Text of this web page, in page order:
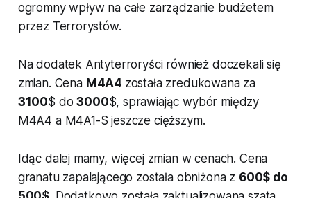
ogromny wpływ na całe zarządzanie budżetem
przez Terrorystów.
Na dodatek Antyterroryści również doczekali się
zmian. Cena M4A4 została zredukowana za
3100$ do3000$, sprawiając wybór między
M4A4 a M4A1-S jeszcze cięższym.
Idąc dalej mamy, więcej zmian w cenach. Cena
granatu zapalającego została obniżona z 600$ do